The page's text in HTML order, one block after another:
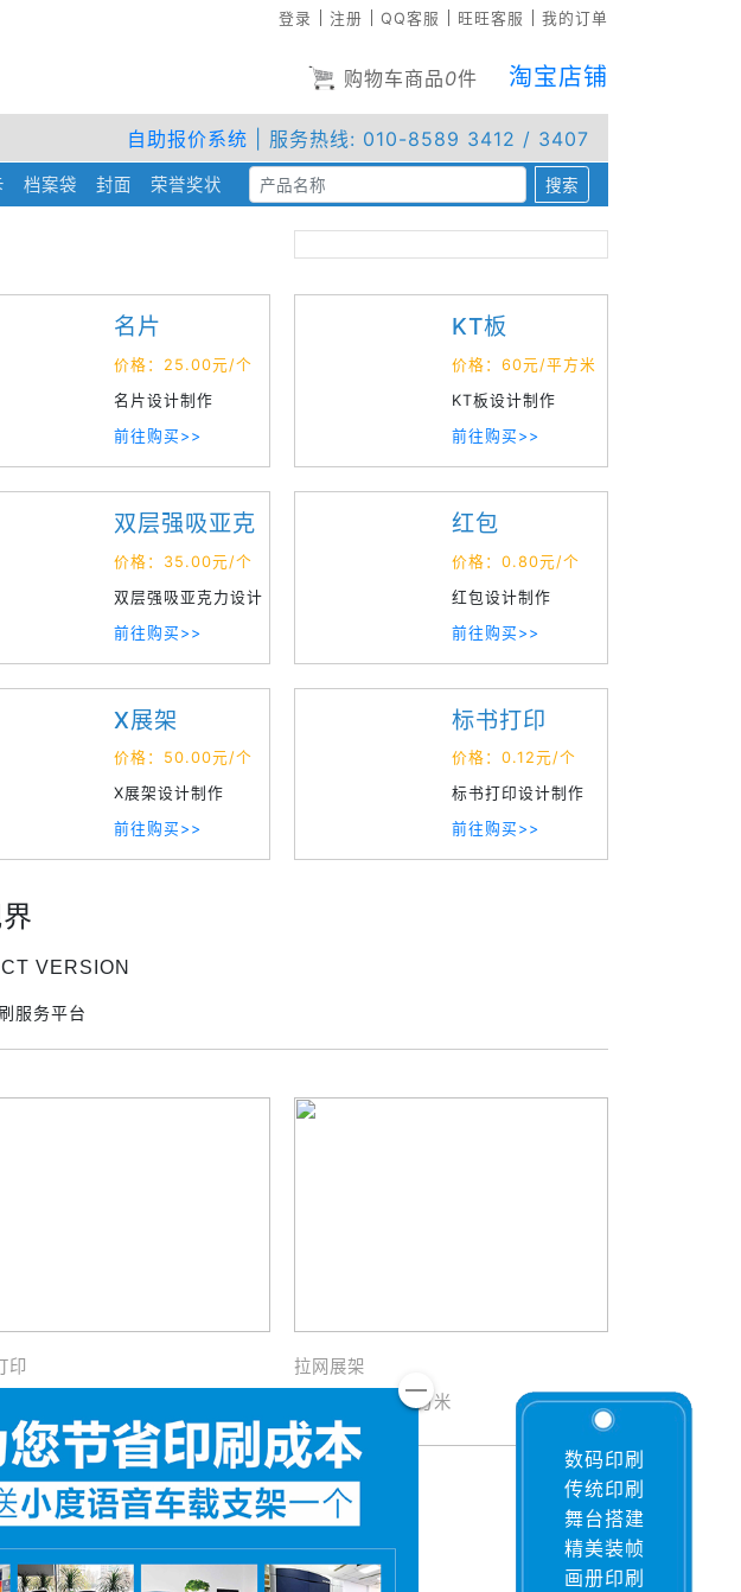
登录 注册 QQ客服 旺旺客服 我的订单
购物车商品0件 淘宝店铺
自助报价系统 | 服务热线: 010-8589 3412 / 3407
(current)
档案袋 (current)
封面 (current)
荣誉奖状 (current) 搜索
怎么制作出完美的印刷品？
客户如何选择适合自己的印刷方式？
色调上彩色印刷是怎么做到的
怎么判断印刷厂的性价比高低？
怎么才能做出完美的印刷产品？
怎样把手提袋印刷做好
做画册印刷的时候如何更好地调色？
杂志印刷需要注意哪些事项？
画册印刷的基本要求你了解多少
印刷手提袋一般采取什么方法
名片
价格：25.00元/个
名片设计制作
前往购买>>
KT板
价格：60元/平方米
KT板设计制作
前往购买>>
双层强吸亚克
力
价格：35.00元/个
双层强吸亚克力设计
制作
前往购买>>
红包
价格：0.80元/个
红包设计制作
前往购买>>
X展架
价格：50.00元/个
X展架设计制作
前往购买>>
标书打印
价格：0.12元/个
标书打印设计制作
前往购买>>
VERSION
服务平台
印
拉网展架
RMB 160元/平方米
数码印刷
传统印刷
舞台搭建
精美装帧
画册印刷